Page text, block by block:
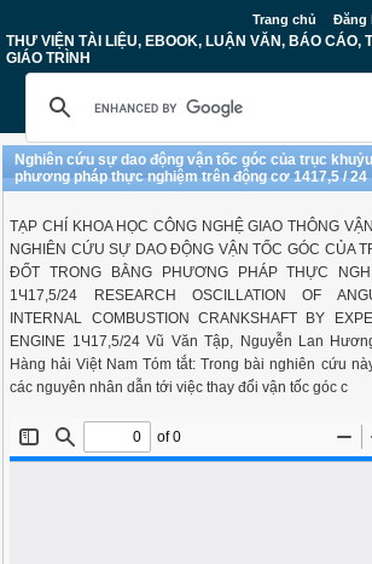
Trang chủ Đăng
THƯ VIỆN TÀI LIỆU, EBOOK, LUẬN VĂN, BÁO CÁO,
GIÁO TRÌNH
Nghiên cứu sự dao động vận tốc góc của trục
phương pháp thực nghiệm trên động cơ 1417,5 / 24
TẠP CHÍ KHOA HỌC CÔNG NGHỆ GIAO THÔNG
NGHIÊN CỨU SỰ DAO ĐỘNG VẬN TỐC GÓC CỦA
ĐỐT TRONG BẰNG PHƯƠNG PHÁP THỰC
1Ч17,5/24 RESEARCH OSCILLATION OF
INTERNAL COMBUSTION CRANKSHAFT BY
ENGINE 1Ч17,5/24 Vũ Văn Tập, Nguyễn Lan
Hàng hải Việt Nam Tóm tắt: Trong bài nghiên cứu
các nguyên nhân dẫn tới việc thay đổi vận tốc góc c